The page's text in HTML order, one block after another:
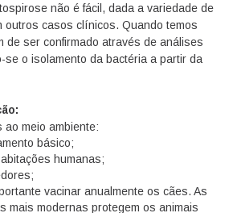
não é fácil, dada a variedade de
outros casos clínicos. Quando temos
de ser confirmado através de análises
se o isolamento da bactéria a partir da
ao meio ambiente:
básico;
humanas;
vacinar anualmente os cães. As
mais modernas protegem os animais